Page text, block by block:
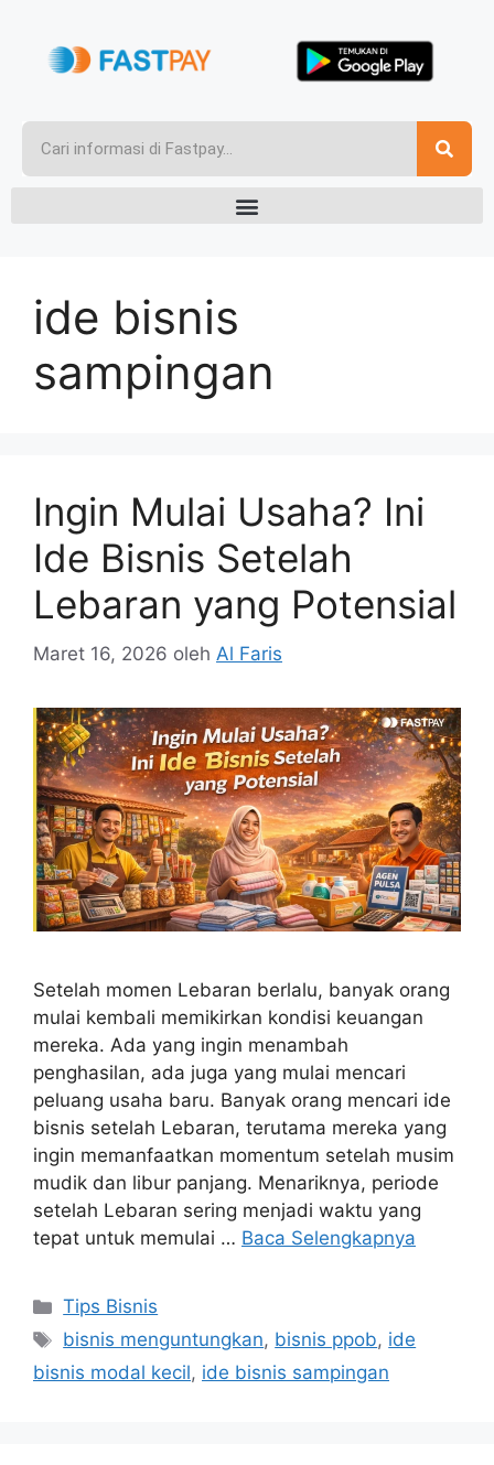
ide bisnis
sampingan
Ingin Mulai Usaha? Ini
Ide Bisnis Setelah
Lebaran yang Potensial
Maret 16, 2026 oleh Al Faris
Setelah momen Lebaran berlalu, banyak orang
mulai kembali memikirkan kondisi keuangan
mereka. Ada yang ingin menambah
penghasilan, ada juga yang mulai mencari
peluang usaha baru. Banyak orang mencari ide
bisnis setelah Lebaran, terutama mereka yang
ingin memanfaatkan momentum setelah musim
mudik dan libur panjang. Menariknya, periode
setelah Lebaran sering menjadi waktu yang
tepat untuk memulai … Baca Selengkapnya
Tips Bisnis
bisnis menguntungkan, bisnis ppob, ide
bisnis modal kecil, ide bisnis sampingan